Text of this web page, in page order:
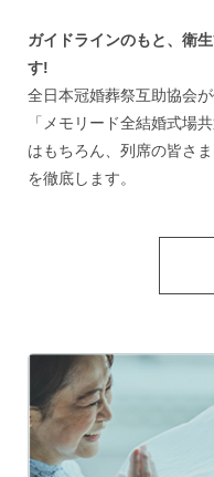
ガイドラインのもと、衛
す!
全日本冠婚葬祭互助協会
「メモリード全結婚式場
はもちろん、列席の皆さ
を徹底します。